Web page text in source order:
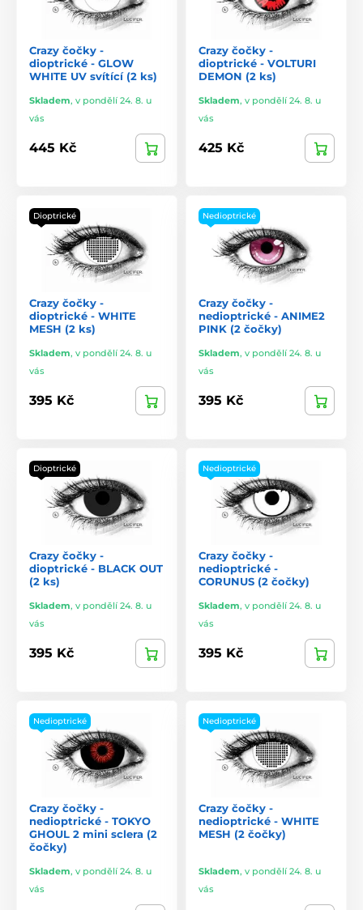
Crazy čočky -
dioptrické - GLOW
WHITE UV svítící (2 ks)
Skladem, v pondělí 24. 8. u
vás
445 Kč
Crazy čočky -
dioptrické - VOLTURI
DEMON (2 ks)
Skladem, v pondělí 24. 8. u
vás
425 Kč
Dioptrické
Crazy čočky -
dioptrické - WHITE
MESH (2 ks)
Skladem, v pondělí 24. 8. u
vás
395 Kč
Nedioptrické
Crazy čočky -
nedioptrické - ANIME2
PINK (2 čočky)
Skladem, v pondělí 24. 8. u
vás
395 Kč
Dioptrické
Crazy čočky -
dioptrické - BLACK OUT
(2 ks)
Skladem, v pondělí 24. 8. u
vás
395 Kč
Nedioptrické
Crazy čočky -
nedioptrické -
CORUNUS (2 čočky)
Skladem, v pondělí 24. 8. u
vás
395 Kč
Nedioptrické
Crazy čočky -
nedioptrické - TOKYO
GHOUL 2 mini sclera (2
čočky)
Skladem, v pondělí 24. 8. u
vás
Nedioptrické
Crazy čočky -
nedioptrické - WHITE
MESH (2 čočky)
Skladem, v pondělí 24. 8. u
vás